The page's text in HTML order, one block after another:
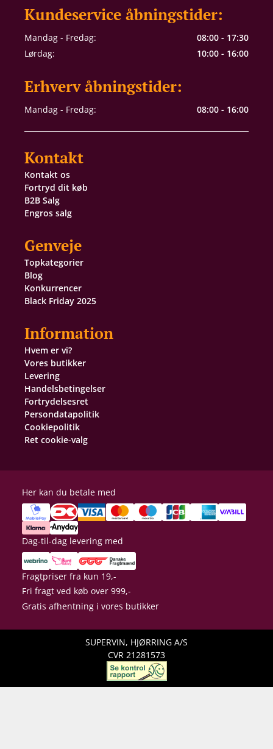
Kundeservice åbningstider:
Mandag - Fredag:
08:00 - 17:30
Lørdag:
10:00 - 16:00
Erhverv åbningstider:
Mandag - Fredag: 08:00 - 16:00
Kontakt
Kontakt os
Fortryd dit køb
B2B Salg
Engros salg
Genveje
Topkategorier
Blog
Konkurrencer
Black Friday 2025
Information
Hvem er vi?
Vores butikker
Levering
Handelsbetingelser
Fortrydelsesret
Persondatapolitik
Cookiepolitik
Ret cookie-valg
Her kan du betale med
Dag-til-dag levering med
Fragtpriser fra kun 19,-
Fri fragt ved køb over 999,-
Gratis afhentning i vores butikker
SUPERVIN, HJØRRING A/S
CVR 21281573